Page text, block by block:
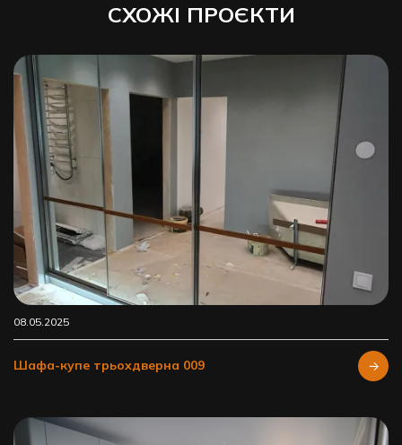
СХОЖІ ПРОЄКТИ
08.05.2025
Шафа-купе трьохдверна 009